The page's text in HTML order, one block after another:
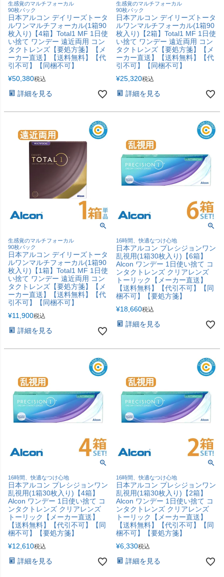
生感覚のマルチフォーカル
90枚パック
日本アルコン デイリーズトータ
ルワンマルチフォーカル(1箱90
枚入り)【4箱】Total1 MF 1日使
い捨て ワンデー 遠近両用 コン
タクトレンズ【要処方箋】【メ
ーカー直送】【送料無料】【代
引不可】【同梱不可】
¥50,380税込
詳細を見る
生感覚のマルチフォーカル
90枚パック
日本アルコン デイリーズトータ
ルワンマルチフォーカル(1箱90
枚入り)【2箱】Total1 MF 1日使
い捨て ワンデー 遠近両用 コン
タクトレンズ【要処方箋】【メ
ーカー直送】【送料無料】【代
引不可】【同梱不可】
¥25,320税込
詳細を見る
生感覚のマルチフォーカル
90枚パック
日本アルコン デイリーズトータ
ルワンマルチフォーカル(1箱90
枚入り)【1箱】Total1 MF 1日使
い捨て ワンデー 遠近両用 コン
タクトレンズ【要処方箋】【メ
ーカー直送】【送料無料】【代
引不可】【同梱不可】
¥11,900税込
詳細を見る
16時間、快適なつけ心地
日本アルコン プレシジョンワン
乱視用(1箱30枚入り)【6箱】
Alcon ワンデー 1日使い捨て コ
ンタクトレンズ クリアレンズ
トーリック【メーカー直送】
【送料無料】【代引不可】【同
梱不可】【要処方箋】
¥18,660税込
詳細を見る
16時間、快適なつけ心地
日本アルコン プレシジョンワン
乱視用(1箱30枚入り)【4箱】
Alcon ワンデー 1日使い捨て コ
ンタクトレンズ クリアレンズ
トーリック【メーカー直送】
【送料無料】【代引不可】【同
梱不可】【要処方箋】
¥12,610税込
詳細を見る
16時間、快適なつけ心地
日本アルコン プレシジョンワン
乱視用(1箱30枚入り)【2箱】
Alcon ワンデー 1日使い捨て コ
ンタクトレンズ クリアレンズ
トーリック【メーカー直送】
【送料無料】【代引不可】【同
梱不可】【要処方箋】
¥6,330税込
詳細を見る